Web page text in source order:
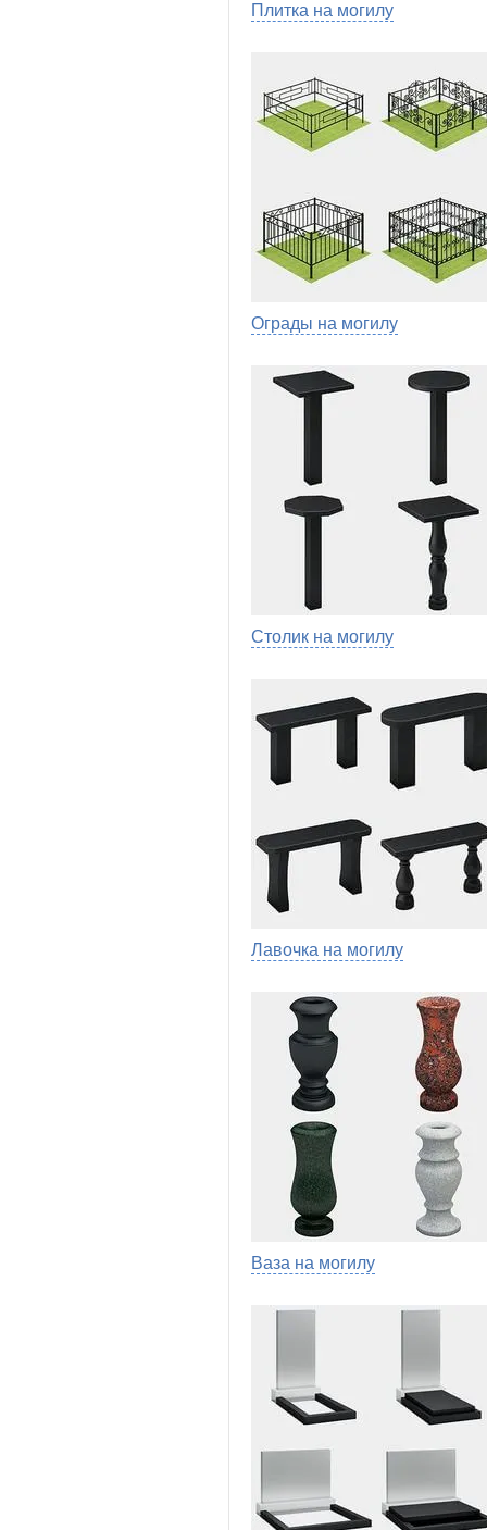
Плитка на могилу
Ограды на могилу
Столик на могилу
Лавочка на могилу
Ваза на могилу